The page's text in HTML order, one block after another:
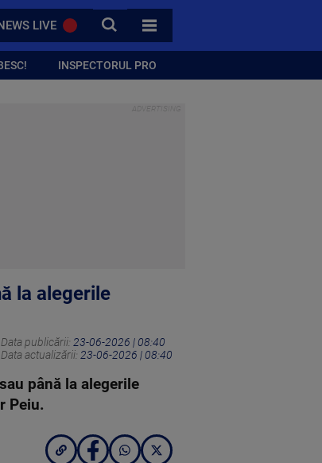
LIVE CAUTA
TOATE CATEGORIILE
INSPECTORUL PRO
la alegerile
Data publicării: 23-06-2026 | 08:40
Data actualizării: 23-06-2026 | 08:40
până la alegerile
Peiu.